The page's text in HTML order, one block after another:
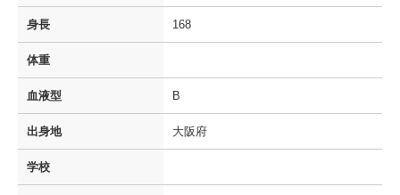
身長 168
体重
血液型 B
出身地 大阪府
学校